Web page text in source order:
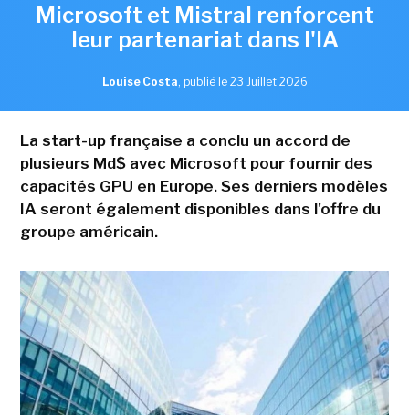
Microsoft et Mistral renforcent
leur partenariat dans l'IA
Louise Costa, publié le 23 Juillet 2026
La start-up française a conclu un accord de
plusieurs Md$ avec Microsoft pour fournir des
capacités GPU en Europe. Ses derniers modèles
IA seront également disponibles dans l'offre du
groupe américain.